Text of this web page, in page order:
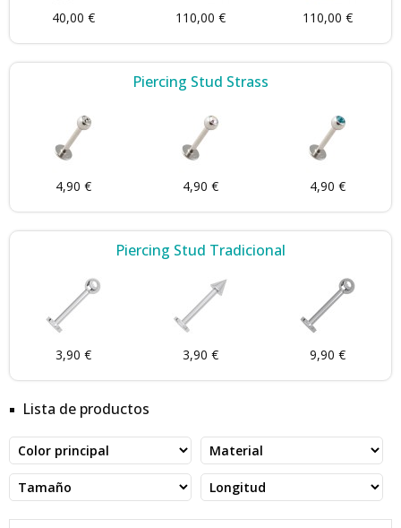
40,00 € 110,00 € 110,00 €
Piercing Stud Strass
4,90 € 4,90 € 4,90 €
Piercing Stud Tradicional
3,90 € 3,90 € 9,90 €
Lista de productos